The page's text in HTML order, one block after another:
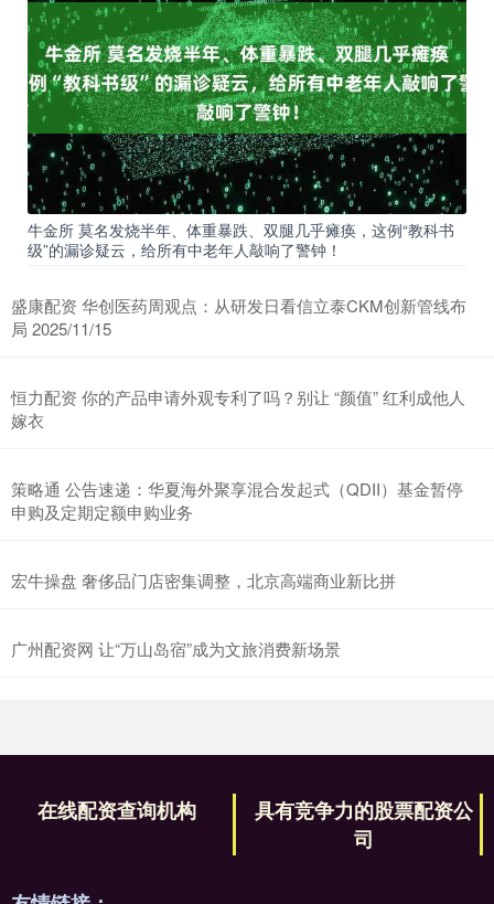
牛金所 莫名发烧半年、体重暴跌、双腿几乎瘫痪，这例“教科书
级”的漏诊疑云，给所有中老年人敲响了警钟！
盛康配资 华创医药周观点：从研发日看信立泰CKM创新管线布
局 2025/11/15
恒力配资 你的产品申请外观专利了吗？别让 “颜值” 红利成他人
嫁衣
策略通 公告速递：华夏海外聚享混合发起式（QDII）基金暂停
申购及定期定额申购业务
宏牛操盘 奢侈品门店密集调整，北京高端商业新比拼
广州配资网 让“万山岛宿”成为文旅消费新场景
在线配资查询机构
具有竞争力的股票配资公
司